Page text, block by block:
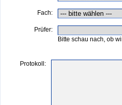
Fach:
Prüfer:
Bitte schau nach, ob
Protokoll: